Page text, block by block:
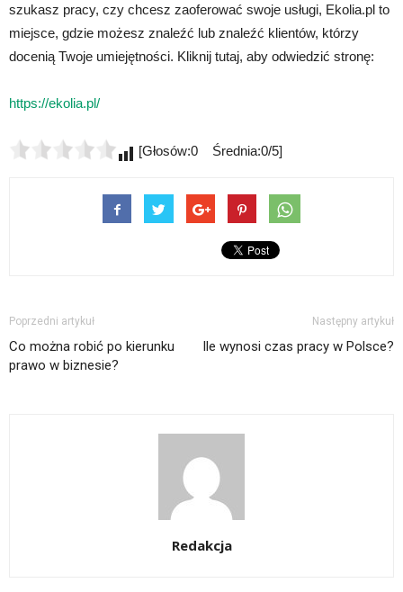
szukasz pracy, czy chcesz zaoferować swoje usługi, Ekolia.pl to
miejsce, gdzie możesz znaleźć lub znaleźć klientów, którzy
docenią Twoje umiejętności. Kliknij tutaj, aby odwiedzić stronę:
https://ekolia.pl/
[Głosów:0 Średnia:0/5]
Poprzedni artykuł
Co można robić po kierunku
prawo w biznesie?
Następny artykuł
Ile wynosi czas pracy w Polsce?
Redakcja